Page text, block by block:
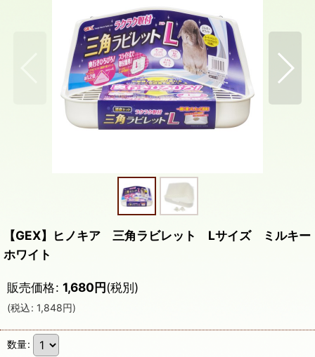
【GEX】ヒノキア 三角ラビレット Lサイズ ミルキー
ホワイト
販売価格: 1,680円(税別)
(税込: 1,848円)
数量: